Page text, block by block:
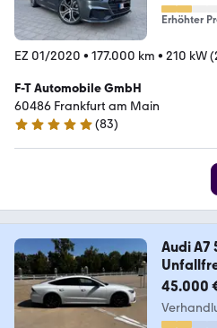
Erhöhter
EZ 01/2020 • 177.000 km • 210 kW
F-T Automobile GmbH
60486 Frankfurt am Main
5 Sterne
(83)
Audi A7 55
45.000